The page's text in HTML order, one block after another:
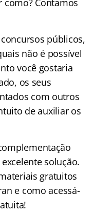
como? Contamos
públicos,
não é possível
você gostaria
os seus
com outros
de auxiliar os
solução.
gratuitos
e como acessá-